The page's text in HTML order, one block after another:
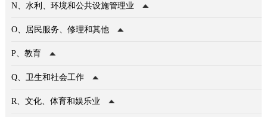
N、 水利 环境和公共设施管理业
O、 居民服务 修理和其他
P、 教育
Q、 卫生和社会工作
R、 文化、 体育和娱乐业